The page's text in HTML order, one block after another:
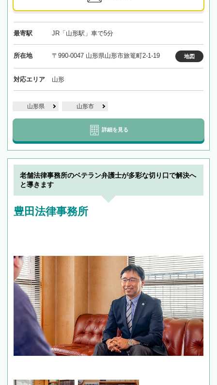
最寄駅 JR「山形駅」車で5分
所在地 〒990-0047 山形県山形市旅篭町2-1-19 地図
対応エリア 山形
山形県 山形市
詳細を見る
老舗法律事務所のベテラン弁護士が多彩な切り口で解決へ
と導きます
豊田法律事務所